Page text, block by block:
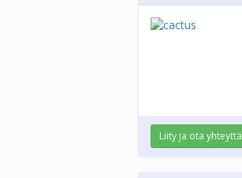
Liity ja ota yhteyttä